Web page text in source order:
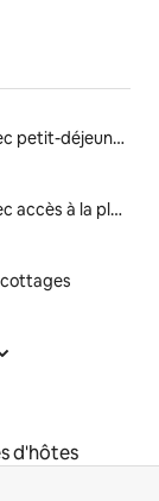
Locations avec petit-déjeuner
Locations avec accès à la plage
d'hôtes